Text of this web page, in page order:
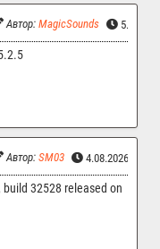
Автор: MagicSounds
Автор: SM03 4.08.2026 21:53
32528 released on